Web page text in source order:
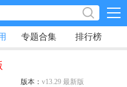
专题合集 排行榜
版本： v13.29 最新版